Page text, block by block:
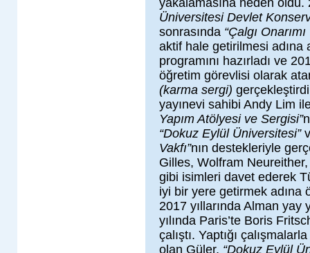
yakalamasına neden oldu.
Üniversitesi Devlet
sonrasında “Çalgı
aktif hale getirilmesi adına
programını hazırladı ve
öğretim görevlisi olarak
(karma sergi)
yayınevi sahibi Andy Lim
Yapım Atölyesi ve Sergisi”
“Dokuz Eylül Üniversitesi”
Vakfı”nın destekleriyle
Gilles, Wolfram
gibi isimleri davet ederek
iyi bir yere getirmek adına
2017 yıllarında Alman yay
yılında Paris’te Boris
çalıştı. Yaptığı
olan Güler, “Dokuz Eylül